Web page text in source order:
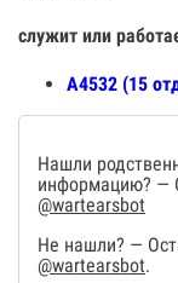
служит или
А4532 (15
Нашли
информацию? —
@wartearsbot
Не нашли? —
@wartearsbot.